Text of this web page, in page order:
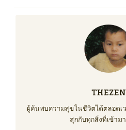
THEZEN
ผู้ค้นพบความสุขในชีวิตได้ตลอดเ
สุกกับทุกสิ่งที่เข้าม